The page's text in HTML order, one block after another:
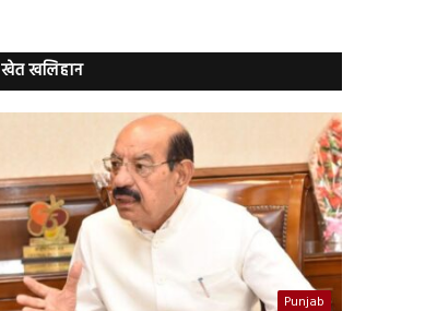
खेत खलिहान
Punjab